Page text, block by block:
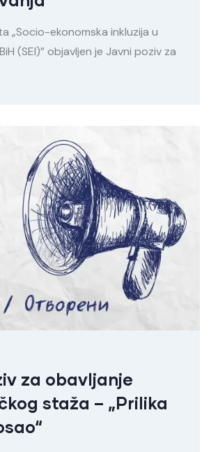
„Socio-ekonomska inkluzija u
(SEI)” objavljen je Javni poziv za
za obavljanje
staža – „Prilika